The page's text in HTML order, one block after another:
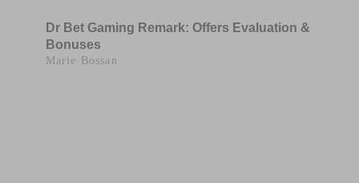
Dr Bet Gaming Remark: Offers Evaluation &
Bonuses
Marie Bossan